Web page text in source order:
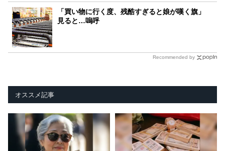
「買い物に行く度、残酷すぎると娘が嘆く旗」
見ると…嗚呼
Recommended by
オススメ記事